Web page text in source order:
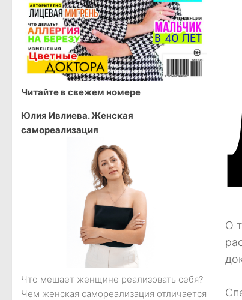
О
Читайте в свежем номере
Юлия Ивлиева. Женская
самореализация
Что мешает женщине реализовать себя?
Чем женская самореализация отличается